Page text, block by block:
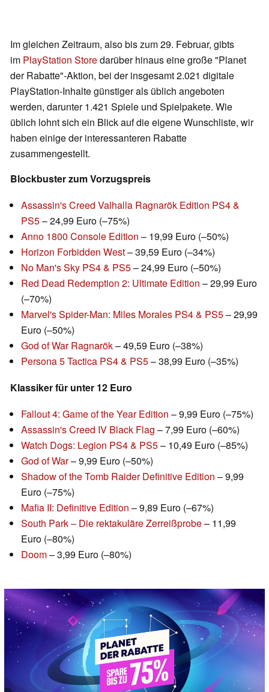
Im gleichen Zeitraum, also bis zum 29. Februar, gibts
im PlayStation Storedarüber hinaus eine große "Planet
der Rabatte"-Aktion, bei der insgesamt 2.021 digitale
PlayStation-Inhalte günstiger als üblich angeboten
werden, darunter 1.421 Spiele und Spielpakete. Wie
üblich lohnt sich ein Blick auf die eigene Wunschliste, wir
haben einige der interessanteren Rabatte
zusammengestellt.
Blockbuster zum Vorzugspreis
Assassin's Creed Valhalla Ragnarök Edition PS4 &
PS5– 24,99 Euro (–75%)
Anno 1800 Console Edition – 19,99 Euro (–50%)
Horizon Forbidden West– 39,59 Euro (–34%)
No Man's Sky PS4 & PS5– 24,99 Euro (–50%)
Red Dead Redemption 2: Ultimate Edition – 29,99 Euro
(–70%)
Marvel's Spider-Man: Miles Morales PS4 & PS5– 29,99
Euro (–50%)
God of War Ragnarök– 49,59 Euro (–38%)
Persona 5 Tactica PS4 & PS5– 38,99 Euro (–35%)
Klassiker für unter 12 Euro
Fallout 4: Game of the Year Edition – 9,99 Euro (–75%)
Assassin's Creed IV Black Flag – 7,99 Euro (–60%)
Watch Dogs: Legion PS4 & PS5– 10,49 Euro (–85%)
God of War– 9,99 Euro (–50%)
Shadow of the Tomb Raider Definitive Edition – 9,99
Euro (–75%)
Mafia II: Definitive Edition – 9,89 Euro (–67%)
South Park – Die rektakuläre Zerreißprobe– 11,99
Euro (–80%)
Doom– 3,99 Euro (–80%)